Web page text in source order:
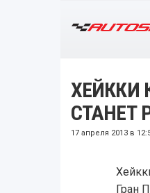
ХЕЙККИ
СТАНЕТ
17 апреля 2013 в
Гран